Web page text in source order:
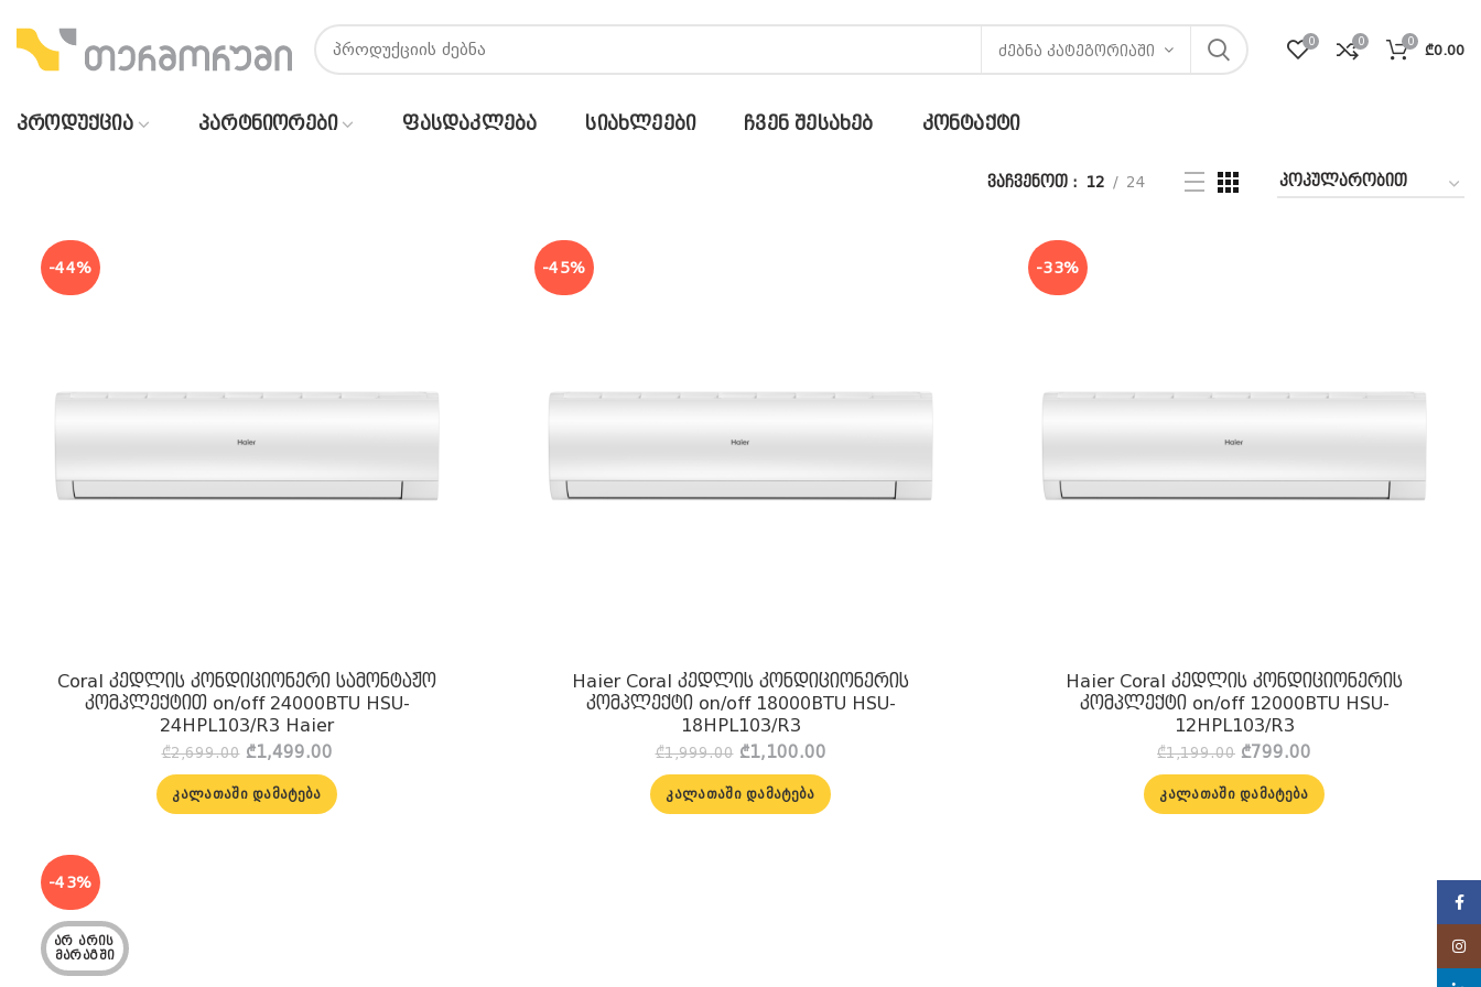
ᲫᲔᲑᲜᲐ ᲙᲐᲢᲔᲒᲝᲠᲘᲐᲨᲘ
0 0 0 ₾0.00
ᲞᲠᲝᲓᲣᲥᲪᲘᲐ ᲞᲐᲠᲢᲜᲘᲝᲠᲔᲑᲘ ᲤᲐᲡᲓᲐᲙᲚᲔᲑᲐ ᲡᲘᲐᲮᲚᲔᲔᲑᲘ ᲩᲕᲔᲜ ᲨᲔᲡᲐᲮᲔᲑ ᲙᲝᲜᲢᲐᲥᲢᲘ
ვაჩვენოთ 12 24
-44%
Coral კედლის კონდიციონერი სამონტაჟო
კომპლექტით on/off 24000BTU HSU-
24HPL103/R3 Haier
₾2,699.00 Original
price
was:
₾2,699.00.
₾1,499.00Current
is:
₾1,499.00.
ᲙᲐᲚᲐᲗᲐᲨᲘ ᲓᲐᲛᲐᲢᲔᲑᲐ
-45%
Haier Coral კედლის კონდიციონერის
კომპლექტი on/off 18000BTU HSU-
18HPL103/R3
₾1,999.00 Original
price
was:
₾1,999.00.
₾1,100.00Current
is:
₾1,100.00.
ᲙᲐᲚᲐᲗᲐᲨᲘ ᲓᲐᲛᲐᲢᲔᲑᲐ
-33%
Haier Coral კედლის კონდიციონერის
კომპლექტი on/off 12000BTU HSU-
12HPL103/R3
₾1,199.00 Original
price
was:
₾1,199.00.
₾799.00
price
is:
₾799.00.
ᲙᲐᲚᲐᲗᲐᲨᲘ ᲓᲐᲛᲐᲢᲔᲑᲐ
-43%
ᲐᲠ ᲐᲠᲘᲡ
ᲛᲐᲠᲐᲒᲨᲘ